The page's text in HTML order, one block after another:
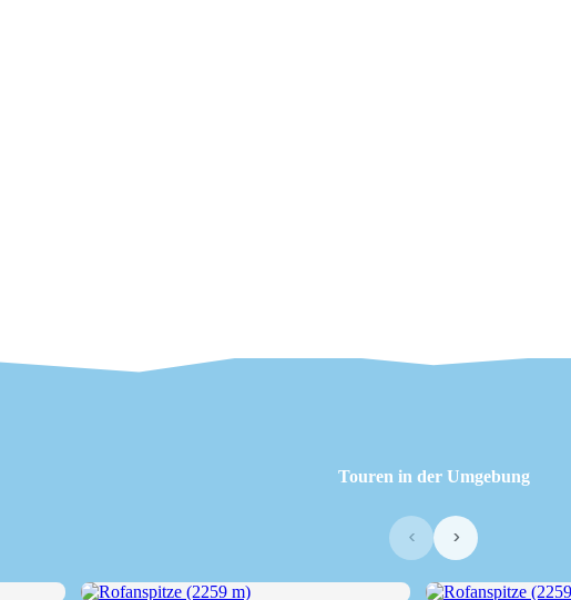
Touren in der Umgebung
‹ ›